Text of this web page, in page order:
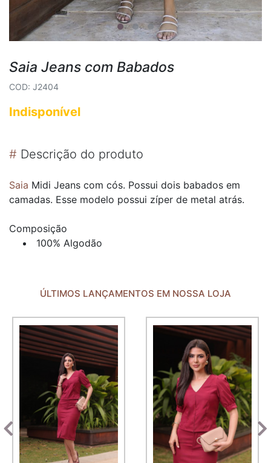
Saia Jeans com Babados
COD: J2404
Indisponível
# Descrição do produto
Saia Midi Jeans com cós. Possui dois babados em
camadas. Esse modelo possui zíper de metal atrás.
Composição
100% Algodão
ÚLTIMOS LANÇAMENTOS EM NOSSA LOJA